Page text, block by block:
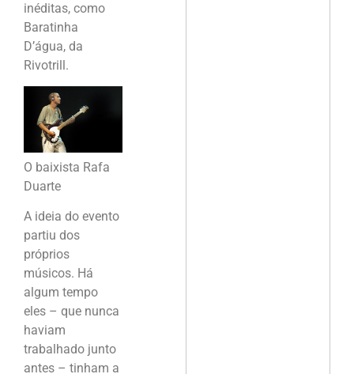
inéditas, como
Baratinha
D’água, da
Rivotrill.
O baixista Rafa
Duarte
A ideia do evento
partiu dos
próprios
músicos. Há
algum tempo
eles – que nunca
haviam
trabalhado junto
antes – tinham a